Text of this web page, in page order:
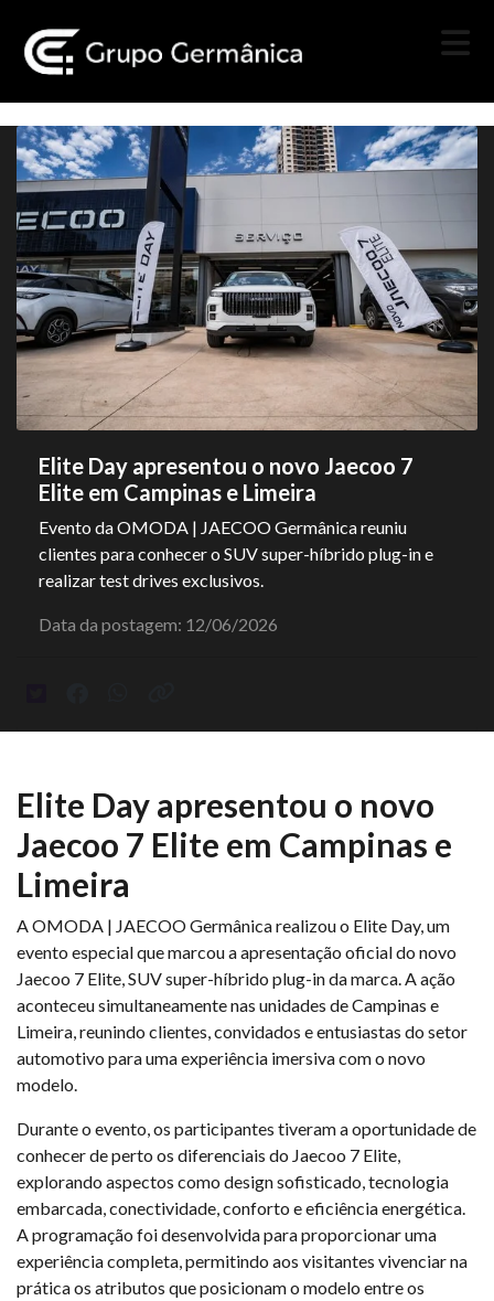
Elite Day apresentou o novo Jaecoo 7
Elite em Campinas e Limeira
Evento da OMODA | JAECOO Germânica reuniu
clientes para conhecer o SUV super-híbrido plug-in e
realizar test drives exclusivos.
Data da postagem: 12/06/2026
Elite Day apresentou o novo
Jaecoo 7 Elite em Campinas e
Limeira
A OMODA | JAECOO Germânica realizou o Elite Day, um
evento especial que marcou a apresentação oficial do novo
Jaecoo 7 Elite, SUV super-híbrido plug-in da marca. A ação
aconteceu simultaneamente nas unidades de Campinas e
Limeira, reunindo clientes, convidados e entusiastas do setor
automotivo para uma experiência imersiva com o novo
modelo.
Durante o evento, os participantes tiveram a oportunidade de
conhecer de perto os diferenciais do Jaecoo 7 Elite,
explorando aspectos como design sofisticado, tecnologia
embarcada, conectividade, conforto e eficiência energética.
A programação foi desenvolvida para proporcionar uma
experiência completa, permitindo aos visitantes vivenciar na
prática os atributos que posicionam o modelo entre os